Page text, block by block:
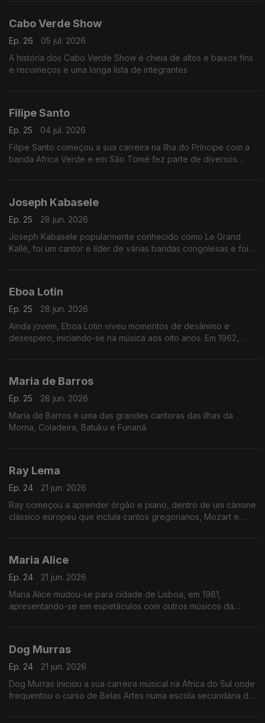
Cabo Verde Show
Ep. 26
05 jul. 2026
A história dos Cabo Verde Show é cheia de altos e baixos fins
e recomeços e uma longa lista de integrantes
Filipe Santo
Ep. 25
04 jul. 2026
Filipe Santo começou a sua carreira na Ilha do Príncipe com a
banda Africa Verde e em São Tomé fez parte de diversos
Joseph Kabasele
Ep. 25
28 jun. 2026
Joseph Kabasele popularmente conhecido como Le Grand
Kallé, foi um cantor e líder de várias bandas congolesas e foi
Eboa Lotin
Ep. 25
28 jun. 2026
Ainda jovem, Eboa Lotin viveu momentos de desânimo e
desespero, iniciando-se na música aos oito anos. Em 1962,
Maria de Barros
Ep. 25
28 jun. 2026
Maria de Barros é uma das grandes cantoras das ilhas da
Morna, Coladeira, Batuku e Funaná.
Ray Lema
Ep. 24
21 jun. 2026
Ray começou a aprender órgão e piano, dentro de um cânone
clássico europeu que incluía cantos gregorianos, Mozart e
Maria Alice
Ep. 24
21 jun. 2026
Maria Alice mudou-se para cidade de Lisboa, em 1981,
apresentando-se em espetáculos com outros músicos da
Dog Murras
Ep. 24
21 jun. 2026
Dog Murras iniciou a sua carreira musical na África do Sul onde
frequentou o curso de Belas Artes numa escola secundária de